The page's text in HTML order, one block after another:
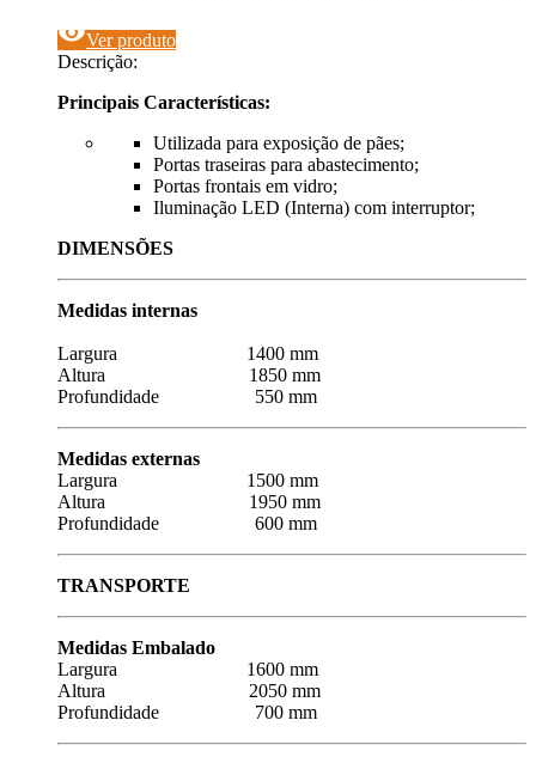
visibilityVer produto
Descrição:
Principais Características:
Utilizada para exposição de pães;
Portas traseiras para abastecimento;
Portas frontais em vidro;
Iluminação LED (Interna) com interruptor;
DIMENSÕES
Medidas internas
Largura 1400 mm
Altura 1850 mm
Profundidade 550 mm
Medidas externas
Largura 1500 mm
Altura 1950 mm
Profundidade 600 mm
TRANSPORTE
Medidas Embalado
Largura 1600 mm
Altura 2050 mm
Profundidade 700 mm